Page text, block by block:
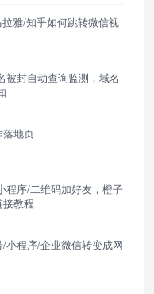
雅/知乎如何跳转微信视
被封自动查询监测，域名
落地页
程序/二维码加好友，橙子
教程
小程序/企业微信转变成网